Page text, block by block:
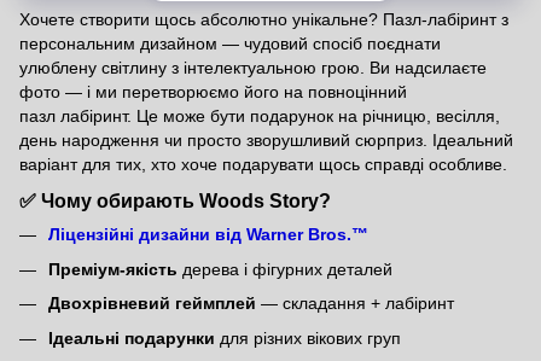
Хочете створити щось абсолютно унікальне? Пазл-лабіринт з
персональним дизайном — чудовий спосіб поєднати
улюблену світлину з інтелектуальною грою. Ви надсилаєте
фото — і ми перетворюємо його на повноцінний
пазл лабіринт. Це може бути подарунок на річницю, весілля,
день народження чи просто зворушливий сюрприз. Ідеальний
варіант для тих, хто хоче подарувати щось справді особливе.
✅ Чому обирають Woods Story?
Ліцензійні дизайни від Warner Bros.™
Преміум-якість дерева і фігурних деталей
Двохрівневий геймплей — складання + лабіринт
Ідеальні подарунки для різних вікових груп